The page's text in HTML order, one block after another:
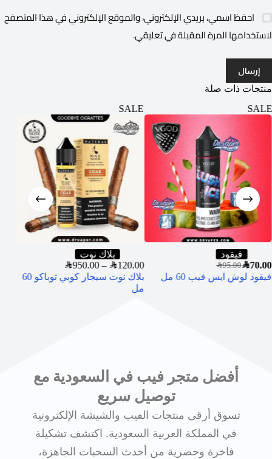
احفظ اسمي، بريدي الإلكتروني، والموقع الإلكتروني في هذا المتصفح
لاستخدامها المرة المقبلة في تعليقي.
إرسال
منتجات ذات صلة
SALE
فيقود
SAR95.00SAR70.00
فيقود لوش ايس فيب 60 مل
SALE
بلاك نوت
SAR120.00
–
SAR950.00
بلاك نوت سيجار كوبي توباكو 60
مل
أفضل متجر فيب في السعودية مع
توصيل سريع
تسوق أرقى منتجات الفيب والشيشة الإلكترونية
في المملكة العربية السعودية. اكتشف تشكيلة
فاخرة وحصرية من أحدث السحبات الجاهزة،